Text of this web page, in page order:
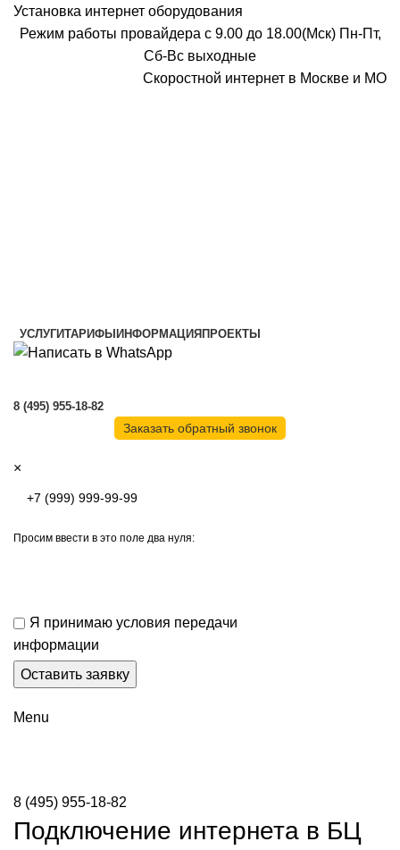
Установка интернет оборудования
Режим работы провайдера с 9.00 до 18.00(Мск) Пн-Пт,
Сб-Вс выходные
Скоростной интернет в Москве и МО
УСЛУГИТАРИФЫИНФОРМАЦИЯПРОЕКТЫ
8 (495) 955-18-82
Заказать обратный звонок
×
Просим ввести в это поле два нуля:
Я принимаю условия передачи
информации
Menu
8 (495) 955-18-82
Подключение интернета в БЦ